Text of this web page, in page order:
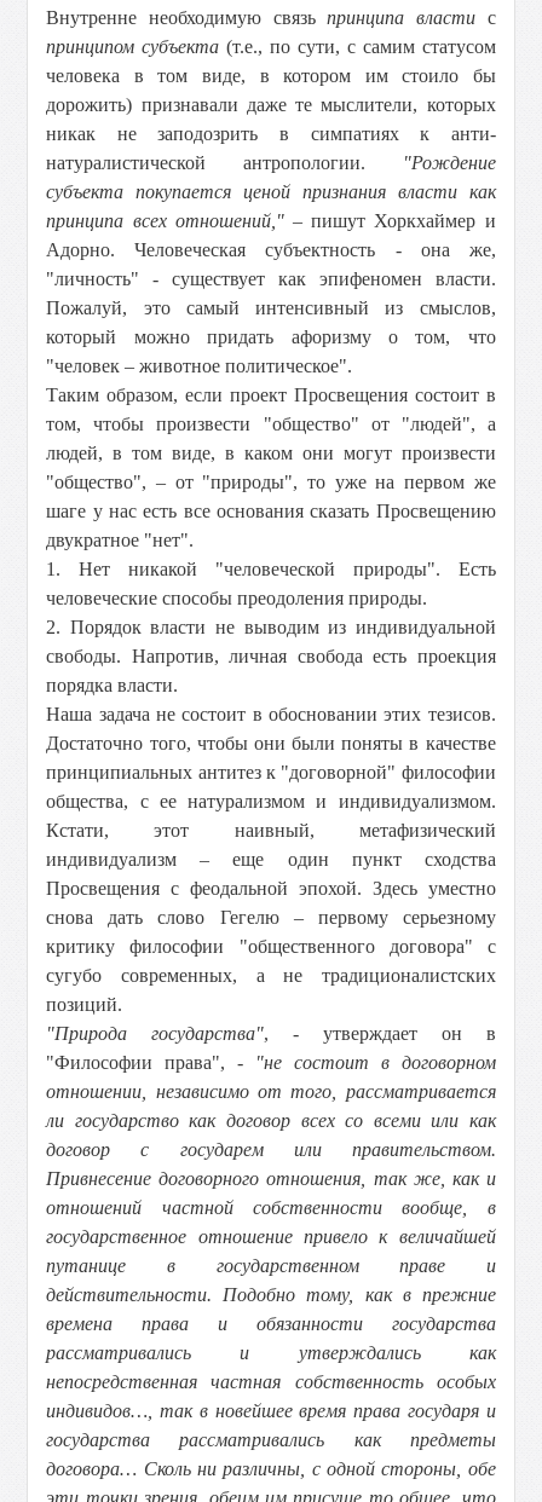
Внутренне необходимую связьпринципа властис
принципом субъекта (т.е., по сути, с самим статусом
человека в том виде, в котором им стоило бы
дорожить) признавали даже те мыслители, которых
никак не заподозрить в симпатиях к анти-
натуралистической антропологии.
"Рождение
субъекта покупается ценой признания власти как
принципа всех отношений,"– пишут Хоркхаймер и
Адорно. Человеческая субъектность - она же,
"личность" - существует как эпифеномен власти.
Пожалуй, это самый интенсивный из смыслов,
который можно придать афоризму о том, что
"человек – животное политическое".
Таким образом, если проект Просвещения состоит в
том, чтобы произвести "общество" от "людей", а
людей, в том виде, в каком они могут произвести
"общество", – от "природы", то уже на первом же
шаге у нас есть все основания сказать Просвещению
двукратное "нет".
1. Нет никакой "человеческой природы". Есть
человеческие способы преодоления природы.
2. Порядок власти не выводим из индивидуальной
свободы. Напротив, личная свобода есть проекция
порядка власти.
Наша задача не состоит в обосновании этих тезисов.
Достаточно того, чтобы они были поняты в качестве
принципиальных антитез к "договорной" философии
общества, с ее натурализмом и индивидуализмом.
Кстати, этот наивный, метафизический
индивидуализм – еще один пункт сходства
Просвещения с феодальной эпохой. Здесь уместно
снова дать слово Гегелю – первому серьезному
критику философии "общественного договора" с
сугубо современных, а не традиционалистских
позиций.
"Природа государства", - утверждает он в
"Философии права", -
"не состоит в договорном
отношении, независимо от того, рассматривается
ли государство как договор всех со всеми или как
договор с государем или правительством.
Привнесение договорного отношения, так же, как и
отношений частной собственности вообще, в
государственное отношение привело к величайшей
путанице в государственном праве и
действительности. Подобно тому, как в прежние
времена права и обязанности государства
рассматривались и утверждались как
непосредственная частная собственность особых
индивидов…, так в новейшее время права государя и
государства рассматривались как предметы
договора… Сколь ни различны, с одной стороны, обе
эти точки зрения, обеим им присуще то общее, что